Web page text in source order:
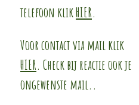
telefoon klikHIER.
Voor contact via mail klik
HIER. Check bij reactie ook je
ongewenste mail..